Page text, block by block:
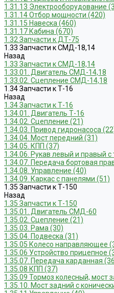
1.31.13 Электрооборудование
1.31.14 Отбор мощности (420)
1.31.15 Навеска (460)
1.31.17 Кабина (670)
1.32 Запчасти к ДТ-75
1.33 Запчасти к СМД-18,14
Назад
1.33 Запчасти к СМД-18,14
1.33.01. Двигатель СМД-14,18
1.33.02. Сцепление СМД-14,18
1.34 Запчасти к Т-16
Назад
1.34 Запчасти к Т-16
1.34.01. Двигатель Т-16
1.34.02. Сцепление (21)
1.34.03. Привод гидронасоса
1.34.04. Мост передний (31)
1.34.05. КПП (37)
1.34.06. Рукав левый и правый
1.34.07. Передача бортовая
1.34.08. Управление (40)
1.34.09. Каркас с панелями (51)
1.35 Запчасти к Т-150
Назад
1.35 Запчасти к Т-150
1.35.01. Двигатель СМД-60
1.35.02. Сцепление (21)
1.35.03. Рама (30)
1.35.04. Подвеска (31)
1.35.05 Колесо направляющее
1.35.06 Устройство прицепное
1.35.07. Передача карданная
1.35.08 КПП (37)
1.35.09 Тормоз колесный, мост
1.35.10. Мост задний с